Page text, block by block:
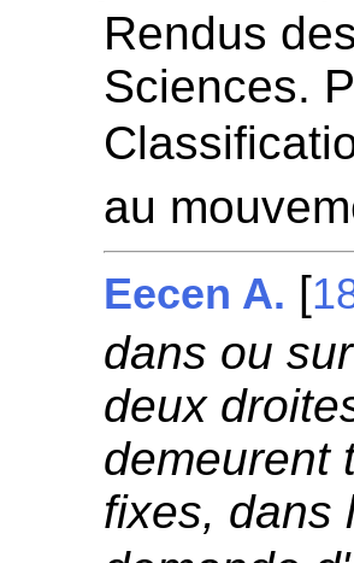
Rendus
Sciences.
au
Eecen A. [
dans ou
deux
demeurent
fixes, dans